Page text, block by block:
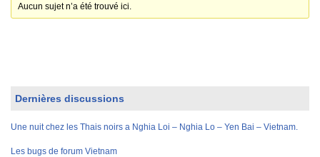
Aucun sujet n’a été trouvé ici.
Dernières discussions
Une nuit chez les Thais noirs a Nghia Loi – Nghia Lo – Yen Bai – Vietnam.
Les bugs de forum Vietnam